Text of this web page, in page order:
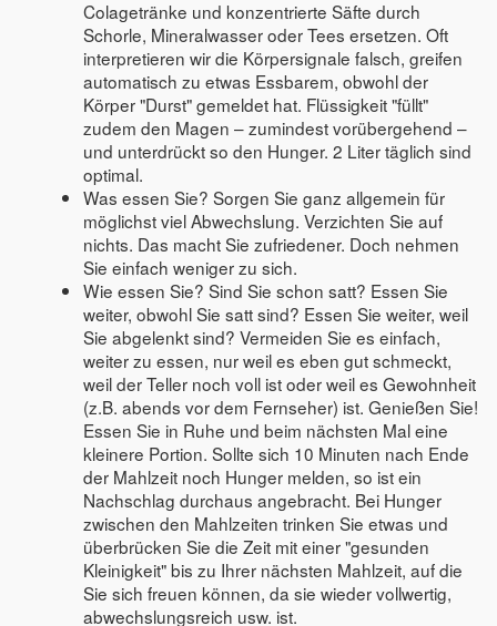
Colagetränke und konzentrierte Säfte durch
Schorle, Mineralwasser oder Tees ersetzen. Oft
interpretieren wir die Körpersignale falsch, greifen
automatisch zu etwas Essbarem, obwohl der
Körper "Durst" gemeldet hat. Flüssigkeit "füllt"
zudem den Magen – zumindest vorübergehend –
und unterdrückt so den Hunger. 2 Liter täglich sind
optimal.
Was essen Sie? Sorgen Sie ganz allgemein für
möglichst viel Abwechslung. Verzichten Sie auf
nichts. Das macht Sie zufriedener. Doch nehmen
Sie einfach weniger zu sich.
Wie essen Sie? Sind Sie schon satt? Essen Sie
weiter, obwohl Sie satt sind? Essen Sie weiter, weil
Sie abgelenkt sind? Vermeiden Sie es einfach,
weiter zu essen, nur weil es eben gut schmeckt,
weil der Teller noch voll ist oder weil es Gewohnheit
(z.B. abends vor dem Fernseher) ist. Genießen Sie!
Essen Sie in Ruhe und beim nächsten Mal eine
kleinere Portion. Sollte sich 10 Minuten nach Ende
der Mahlzeit noch Hunger melden, so ist ein
Nachschlag durchaus angebracht. Bei Hunger
zwischen den Mahlzeiten trinken Sie etwas und
überbrücken Sie die Zeit mit einer "gesunden
Kleinigkeit" bis zu Ihrer nächsten Mahlzeit, auf die
Sie sich freuen können, da sie wieder vollwertig,
abwechslungsreich usw. ist.